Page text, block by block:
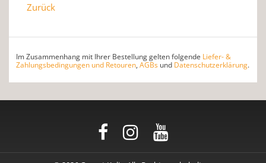
Zurück
Im Zusammenhang mit Ihrer Bestellung gelten folgende Liefer- &
Zahlungsbedingungen und Retouren, AGBs und Datenschutzerklärung.